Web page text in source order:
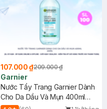
107.000 ₫209.000 ₫
Garnier
Nước Tẩy Trang Garnier Dành
Cho Da Dầu Và Mụn 400ml
(Mới)